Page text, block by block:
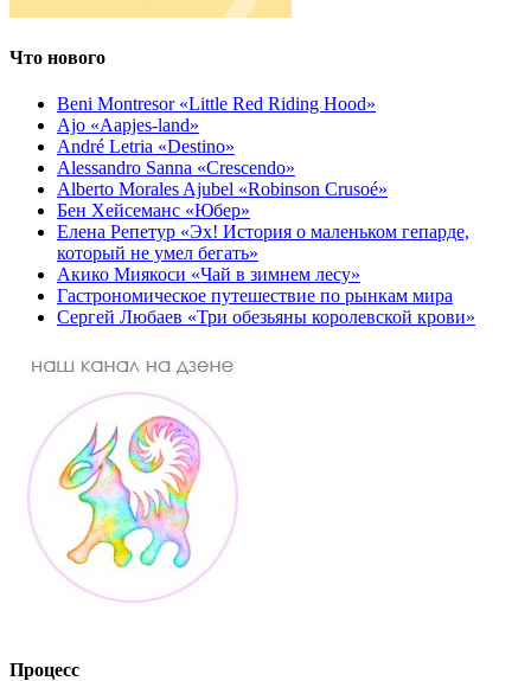
Что нового
Beni Montresor «Little Red Riding Hood»
Ajo «Aapjes-land»
André Letria «Destino»
Alessandro Sanna «Crescendo»
Alberto Morales Ajubel «Robinson Crusoé»
Бен Хейсеманс «Юбер»
Елена Репетур «Эх! История о маленьком гепарде,
который не умел бегать»
Акико Миякоси «Чай в зимнем лесу»
Гастрономическое путешествие по рынкам мира
Сергей Любаев «Три обезьяны королевской крови»
Процесс